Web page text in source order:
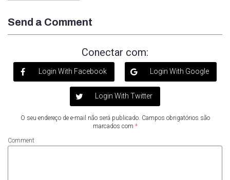
Send a Comment
Conectar com:
Login With Facebook Login With Google
Login With Twitter
O seu endereço de e-mail não será publicado. Campos obrigatórios são
marcados com *
Comment